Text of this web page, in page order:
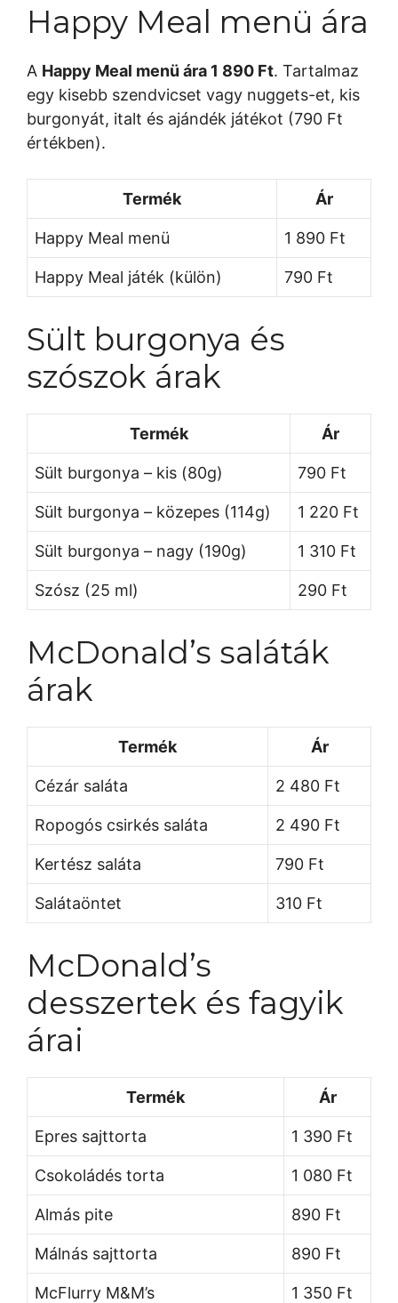
Happy Meal menü ára
A Happy Meal menü ára 1 890 Ft. Tartalmaz
egy kisebb szendvicset vagy nuggets-et, kis
burgonyát, italt és ajándék játékot (790 Ft
értékben).
Termék Ár
Happy Meal menü 1 890 Ft
Happy Meal játék (külön) 790 Ft
Sült burgonya és
szószok árak
Termék Ár
Sült burgonya – kis (80g) 790 Ft
Sült burgonya – közepes (114g) 1 220 Ft
Sült burgonya – nagy (190g) 1 310 Ft
Szósz (25 ml) 290 Ft
McDonald’s saláták
árak
Termék Ár
Cézár saláta 2 480 Ft
Ropogós csirkés saláta 2 490 Ft
Kertész saláta 790 Ft
Salátaöntet 310 Ft
McDonald’s
desszertek és fagyik
árai
Termék Ár
Epres sajttorta 1 390 Ft
Csokoládés torta 1 080 Ft
Almás pite 890 Ft
Málnás sajttorta 890 Ft
McFlurry M&M’s 1 350 Ft